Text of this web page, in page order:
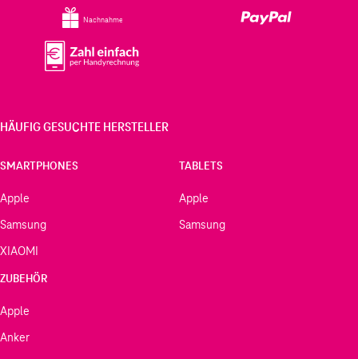
Nachnahme
HÄUFIG GESUCHTE HERSTELLER
SMARTPHONES
Apple
Samsung
XIAOMI
TABLETS
Apple
Samsung
ZUBEHÖR
Apple
Anker